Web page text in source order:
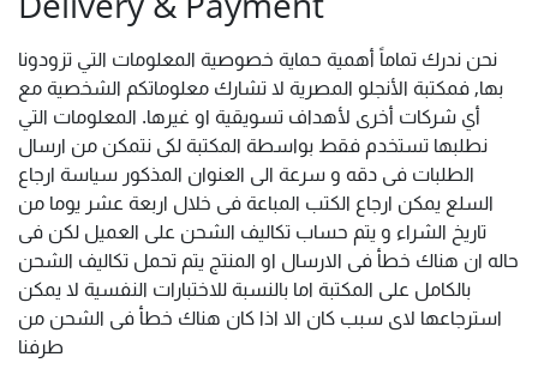
نحن ندرك تماماً أهمية حماية خصوصية المعلومات التي تزودونا
بها, فمكتبة الأنجلو المصرية لا تشارك معلوماتكم الشخصية مع
أي شركات أخرى لأهداف تسويقية او غيرها. المعلومات التي
نطلبها تستخدم فقط بواسطة المكتبة لكى نتمكن من ارسال
الطلبات فى دقه و سرعة الى العنوان المذكور سياسة ارجاع
السلع يمكن ارجاع الكتب المباعة فى خلال اربعة عشر يوما من
تاريخ الشراء و يتم حساب تكاليف الشحن على العميل لكن فى
حاله ان هناك خطأ فى الارسال او المنتج يتم تحمل تكاليف الشحن
بالكامل على المكتبة اما بالنسبة للاختبارات النفسية لا يمكن
استرجاعها لاى سبب كان الا اذا كان هناك خطأ فى الشحن من
طرفنا